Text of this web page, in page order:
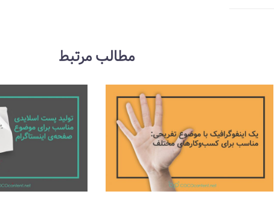
مطالب مرتبط